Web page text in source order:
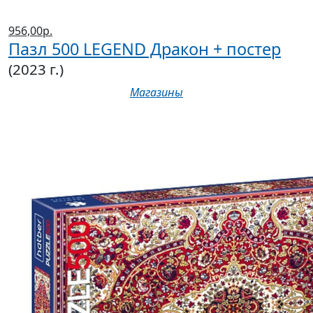
956,00р.
Пазл 500 LEGEND Дракон + постер
(2023 г.)
Магазины